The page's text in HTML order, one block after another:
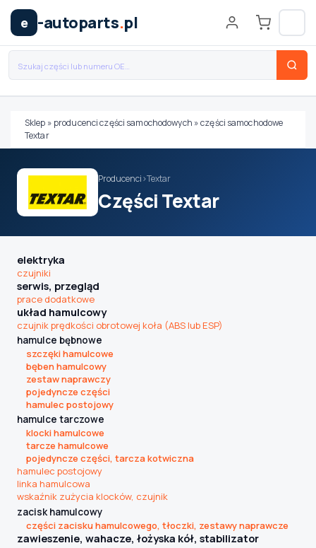
e -autoparts.pl
Wybierz swój pojazd
MODEL
TYP / SILNIK
Szukaj pasujących części
Anuluj
Sklep » producenci części samochodowych »części samochodowe
Textar
Producenci›Textar
Części Textar
elektryka
czujniki
serwis, przegląd
prace dodatkowe
układ hamulcowy
czujnik prędkości obrotowej koła (ABS lub ESP)
hamulce bębnowe
szczęki hamulcowe
bęben hamulcowy
zestaw naprawczy
pojedyncze części
hamulec postojowy
hamulce tarczowe
klocki hamulcowe
tarcze hamulcowe
pojedyncze części, tarcza kotwiczna
hamulec postojowy
linka hamulcowa
wskaźnik zużycia klocków, czujnik
zacisk hamulcowy
części zacisku hamulcowego, tłoczki, zestawy naprawcze
zawieszenie, wahacze, łożyska kół, stabilizator